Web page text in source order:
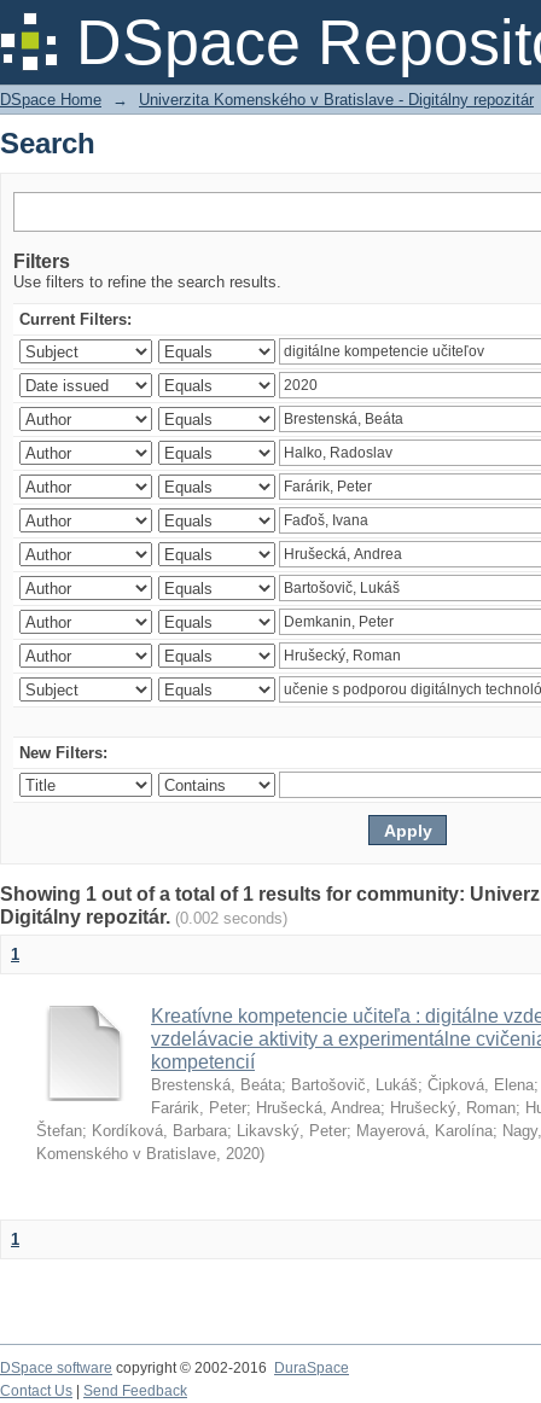
DSpace
Search
DSpace Home → Univerzita Komenského v Bratislave - Digitálny repozitár
Search
Filters
Use filters to refine the search results.
Current Filters:
New Filters:
Showing 1 out of a total of 1 results for community:
Digitálny repozitár. (0.002 seconds)
1
Kreatívne kompetencie učiteľa : digitálne
vzdelávacie aktivity a experimentálne
kompetencií
Brestenská, Beáta; Bartošovič, Lukáš; Čipková, Elena
Farárik, Peter; Hrušecká, Andrea; Hrušecký, Roman;
Štefan; Kordíková, Barbara; Likavský, Peter; Mayerová, Karolína;
Komenského v Bratislave, 2020)
1
DSpace software copyright © 2002-2016
DuraSpace
Contact Us
Send Feedback